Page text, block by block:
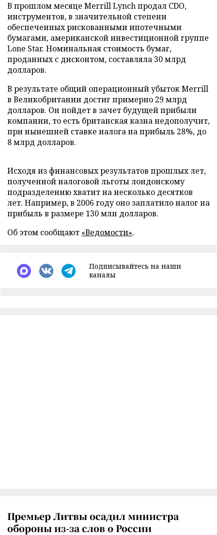
В прошлом месяце Merrill Lynch продал CDO,
инструментов, в значительной степени
обеспеченных рискованными ипотечными
бумагами, американской инвестиционной группе
Lone Star. Номинальная стоимость бумаг,
проданных с дисконтом, составляла 30 млрд
долларов.
В результате общий операционный убыток Merrill
в Великобритании достиг примерно 29 млрд
долларов. Он пойдет в зачет будущей прибыли
компании, то есть британская казна недополучит,
при нынешней ставке налога на прибыль 28%, до
8 млрд долларов.
Исходя из финансовых результатов прошлых лет,
полученной налоговой льготы лондонскому
подразделению хватит на несколько десятков
лет. Например, в 2006 году оно заплатило налог на
прибыль в размере 130 млн долларов.
Об этом сообщают «Ведомости».
Подписывайтесь на наши
каналы
Премьер Литвы осадил министра
обороны из-за слов о России